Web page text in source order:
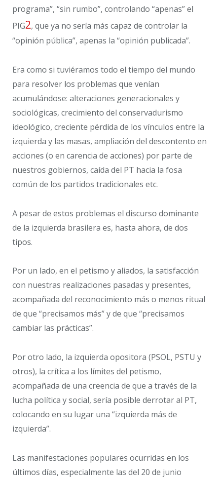
programa”, “sin rumbo”, controlando “apenas” el
PIG2, que ya no sería más capaz de controlar la
“opinión pública”, apenas la “opinión publicada”.
Era como si tuviéramos todo el tiempo del mundo
para resolver los problemas que venían
acumulándose: alteraciones generacionales y
sociológicas, crecimiento del conservadurismo
ideológico, creciente pérdida de los vínculos entre la
izquierda y las masas, ampliación del descontento en
acciones (o en carencia de acciones) por parte de
nuestros gobiernos, caída del PT hacia la fosa
común de los partidos tradicionales etc.
A pesar de estos problemas el discurso dominante
de la izquierda brasilera es, hasta ahora, de dos
tipos.
Por un lado, en el petismo y aliados, la satisfacción
con nuestras realizaciones pasadas y presentes,
acompañada del reconocimiento más o menos ritual
de que “precisamos más” y de que “precisamos
cambiar las prácticas”.
Por otro lado, la izquierda opositora (PSOL, PSTU y
otros), la crítica a los límites del petismo,
acompañada de una creencia de que a través de la
lucha política y social, sería posible derrotar al PT,
colocando en su lugar una “izquierda más de
izquierda”.
Las manifestaciones populares ocurridas en los
últimos días, especialmente las del 20 de junio